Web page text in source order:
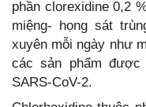
phần clorexidine 0,2
miệng- họng sát
xuyên mỗi ngày như
các sản phẩm
SARS-CoV-2.